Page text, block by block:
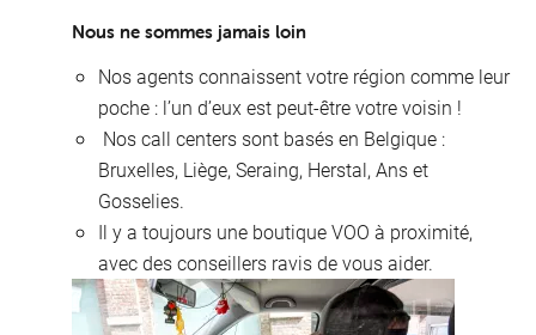
Nous ne sommes jamais loin
Nos agents connaissent votre région comme leur
poche : l’un d’eux est peut-être votre voisin !
Nos call centers sont basés en Belgique :
Bruxelles, Liège, Seraing, Herstal, Ans et
Gosselies.
Il y a toujours une boutique VOO à proximité,
avec des conseillers ravis de vous aider.